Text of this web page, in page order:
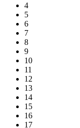
4
5
6
7
8
9
10
11
12
13
14
15
16
17